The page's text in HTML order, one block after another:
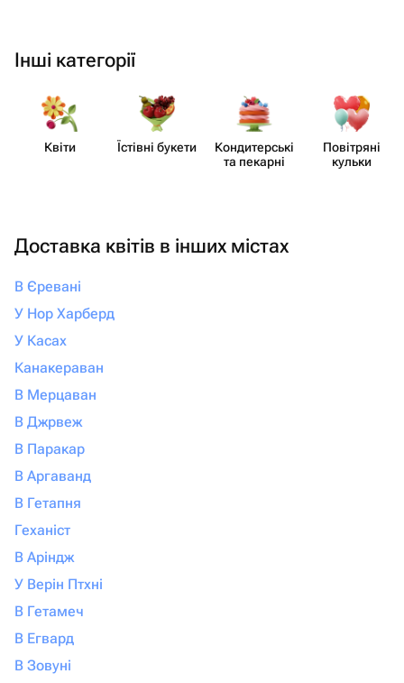
Інші категорії
Квіти Їстівні букети
Кондит​ерські
та пекарні
Повітряні
кульки
Доставка квітів в інших містах
В Єревані
У Нор Харберд
У Касах
Канакераван
В Мерцаван
В Джрвеж
В Паракар
В Аргаванд
В Гетапня
Геханіст
В Аріндж
У Верін Птхні
В Гетамеч
В Егвард
В Зовуні